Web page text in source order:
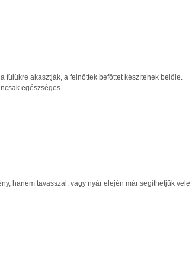
fülükre akasztják, a felnőttek befőttet készítenek belőle.
egészséges.
hanem tavasszal, vagy nyár elején már segíthetjük vele